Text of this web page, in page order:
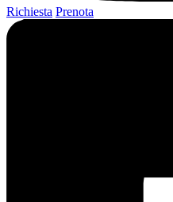
Richiesta Prenota